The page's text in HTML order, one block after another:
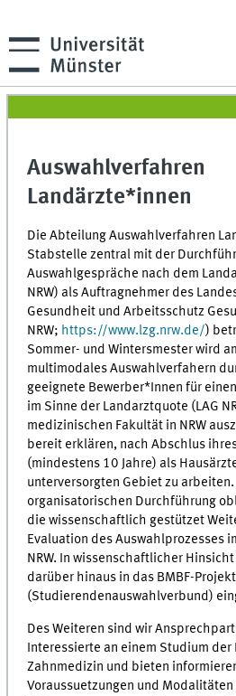
Auswahlverfahren
Landärzte*innen
Die Abteilung Auswahlverfahren
Stabstelle zentral mit der
Auswahlgespräche nach dem
NRW) als Auftragnehmer des
Gesundheit und Arbeitsschutz
NRW; https://www.lzg.nrw.de/)
Sommer- und Wintersmester wird
multimodales Auswahlverfahern
geeignete Bewerber*Innen für
im Sinne der Landarztquote (LAG
medizinischen Fakultät in NRW
bereit erklären, nach Abschlus
(mindestens 10 Jahre) als
unterversorgten Gebiet zu
organisatorischen Durchführung
die wissenschaftlich gestützet
Evaluation des Auswahlprozesses
NRW. In wissenschaftlicher
darüber hinaus in das BMBF-
(Studierendenauswahlverbund)
Des Weiteren sind wir
Interessierte an einem Studium der
Zahnmedizin und bieten
Voraussuetzungen und